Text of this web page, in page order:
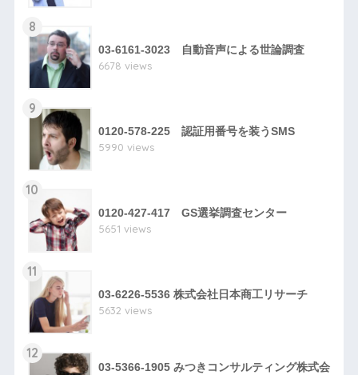
8
03-6161-3023 自動音声による世論調査
6678 views
9
0120-578-225 認証用番号を装うSMS
5990 views
10
0120-427-417 GS選挙調査センター
5651 views
11
03-6226-5536 株式会社日本商工リサーチ
5632 views
12
03-5366-1905 みつきコンサルティング株式会